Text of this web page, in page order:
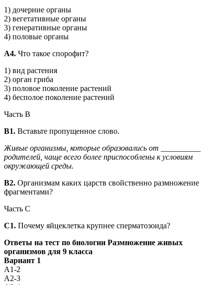
1) дочерние органы
2) вегетативные органы
3) генеративные органы
4) половые органы
А4. Что такое спорофит?
1) вид растения
2) орган гриба
3) половое поколение растений
4) бесполое поколение растений
Часть В
В1. Вставьте пропущенное слово.
Живые организмы, которые образовались от __________
родителей, чаще всего более приспособлены к условиям
окружающей среды.
В2. Организмам каких царств свойственно размножение
фрагментами?
Часть C
С1. Почему яйцеклетка крупнее сперматозоида?
Ответы на тест по биологии Размножение живых
организмов для 9 класса
Вариант 1
А1-2
А2-3